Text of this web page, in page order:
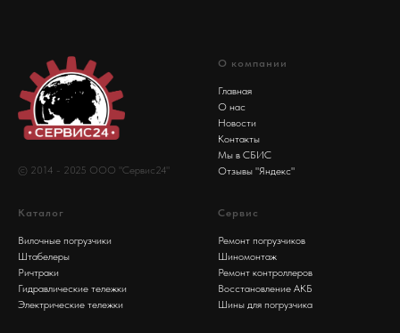
© 2014 - 2025 ООО "Сервис24"
О компании
Главная
О нас
Новости
Контакты
Мы в СБИС
Отзывы "Яндекс"
Каталог
Вилочные погрузчики
Штабелеры
Ричтраки
Гидравлические тележки
Электрические тележки
Сервис
Ремонт погрузчиков
Шиномонтаж
Ремонт контроллеров
Восстановление АКБ
Шины для погрузчика